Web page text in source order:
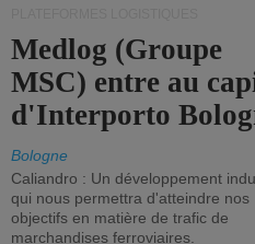
Medlog (Groupe
MSC) entre au
d'Interporto
Bologne
Caliandro : Un développement
qui nous permettra d'atteindre nos
objectifs en matière de trafic de
marchandises ferroviaires.